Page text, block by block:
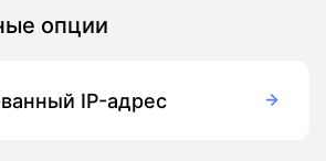
опции
IP-адрес